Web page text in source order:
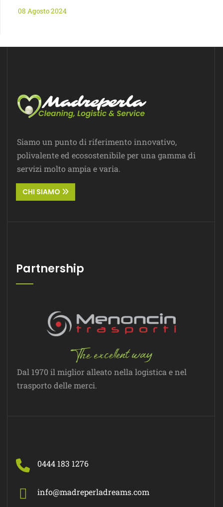
08 Agosto 2024
Siamo un punto di riferimento innovativo,
polivalente ed ecosostenibile per una gamma di
servizi molto ampia e varia.
CHI SIAMO
Partnership
Dal 1970 il miglior alleato nella logistica e nel
trasporto delle merci.
0444 183 1276
info@madreperladreams.com